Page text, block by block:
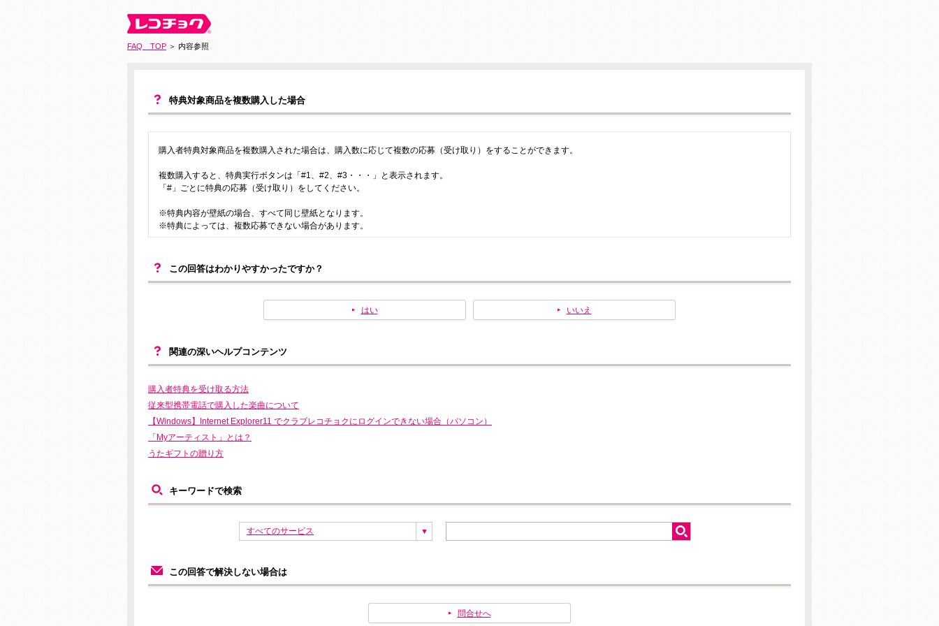
FAQ TOP ＞ 内容参照
特典対象商品を複数購入した場合
購入者特典対象商品を複数購入された場合は、購入数に応じて複数の応募（受け取り）をすることができます。
複数購入すると、特典実行ボタンは「#1、#2、#3・・・」と表示されます。
「#」ごとに特典の応募（受け取り）をしてください。
※特典内容が壁紙の場合、すべて同じ壁紙となります。
※特典によっては、複数応募できない場合があります。
この回答はわかりやすかったですか？
はい いいえ
関連の深いヘルプコンテンツ
購入者特典を受け取る方法
従来型携帯電話で購入した楽曲について
【Windows】Internet Explorer11 でクラブレコチョクにログインできない場合（パソコン）
「Myアーティスト」とは？
うたギフトの贈り方
キーワードで検索
すべてのサービス
この回答で解決しない場合は
問合せへ